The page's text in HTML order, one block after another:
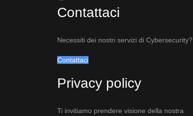
Contattaci
Necessiti dei nostri servizi di Cybersecurity?
Contattaci
Privacy policy
Ti invitiamo prendere visione della nostra